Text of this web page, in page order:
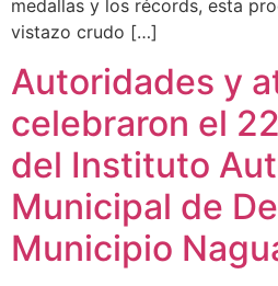
medallas y los récords, esta
vistazo crudo […]
Autoridades y
celebraron el
del Instituto
Municipal de
Municipio